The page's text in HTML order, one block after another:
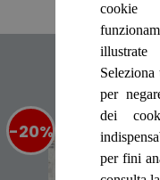
-20%%
cookie
Seleziona
per
dei
per fini